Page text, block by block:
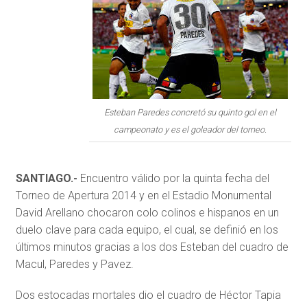
Esteban Paredes concretó su quinto gol en el
campeonato y es el goleador del torneo.
SANTIAGO.- Encuentro válido por la quinta fecha del
Torneo de Apertura 2014 y en el Estadio Monumental
David Arellano chocaron colo colinos e hispanos en un
duelo clave para cada equipo, el cual, se definió en los
últimos minutos gracias a los dos Esteban del cuadro de
Macul, Paredes y Pavez.
Dos estocadas mortales dio el cuadro de Héctor Tapia